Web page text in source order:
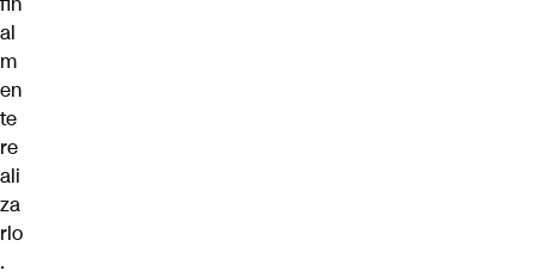
al
m
en
te
re
ali
za
rlo
.